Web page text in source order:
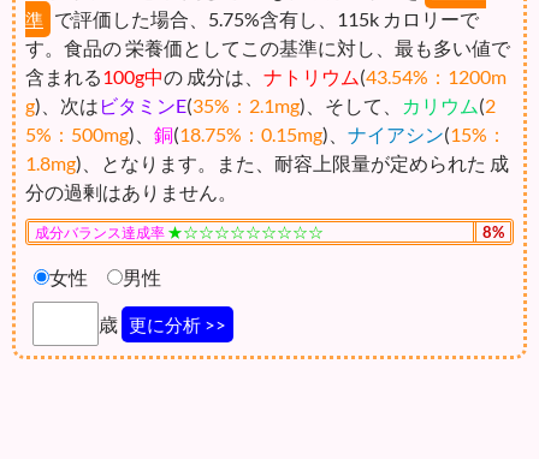
準 で評価した場合、5.75%含有し、115k カロリーで
す。食品の 栄養価としてこの基準に対し、最も多い値で
含まれる100g中の 成分は、 ナトリウム(43.54%：1200m
g)、次は ビタミンE(35%：2.1mg)、そして、 カリウム(2
5%：500mg)、 銅(18.75%：0.15mg)、 ナイアシン(15%：
1.8mg)、となります。また、耐容上限量が定められた 成
分の過剰はありません。
成分バランス達成率 ★☆☆☆☆☆☆☆☆☆ 8%
女性 男性
歳 更に分析 >>